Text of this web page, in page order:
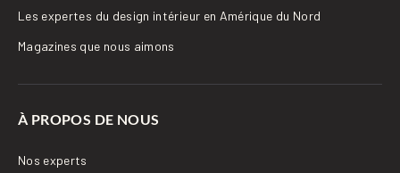
Les expertes du design intérieur en Amérique du Nord
Magazines que nous aimons
À PROPOS DE NOUS
Nos experts